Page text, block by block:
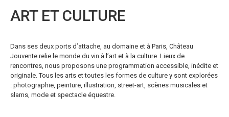
ART ET CULTURE
Dans ses deux ports d’attache, au domaine et à Paris, Château
Jouvente relie le monde du vin à l’art et à la culture. Lieux de
rencontres, nous proposons une programmation accessible, inédite et
originale. Tous les arts et toutes les formes de culture y sont explorées
: photographie, peinture, illustration, street-art, scènes musicales et
slams, mode et spectacle équestre.